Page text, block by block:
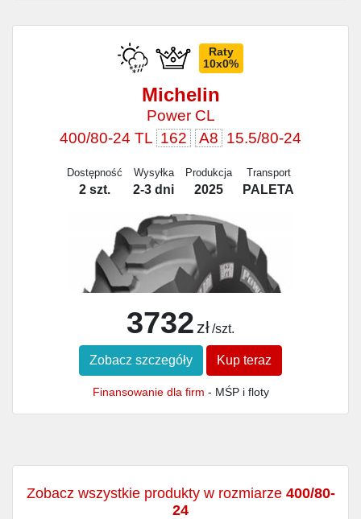
Raty
10x0%
Michelin
Power CL
400/80-24 TL 162 A8 15.5/80-24
Dostępność
2 szt.
Wysyłka
2-3 dni
Produkcja
2025
Transport
PALETA
3732 zł/szt.
Zobacz szczegóły Kup teraz
Finansowanie dla firm - MŚP i floty
Zobacz wszystkie produkty w rozmiarze 400/80-
24